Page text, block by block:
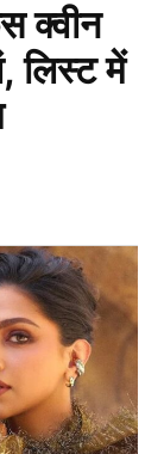
the
क्वीन
लिस्ट में